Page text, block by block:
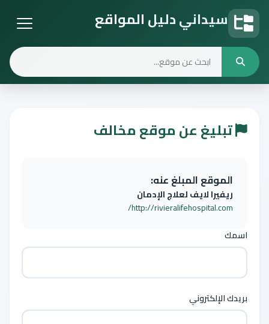
سيداني دليل المواقع
تبليغ عن موقع مخالف
الموقع المبلغ عنه:
ريفيرا لايف لعلاج الإدمان
http://rivieralifehospital.com/
اسمك
بريدك الإلكتروني